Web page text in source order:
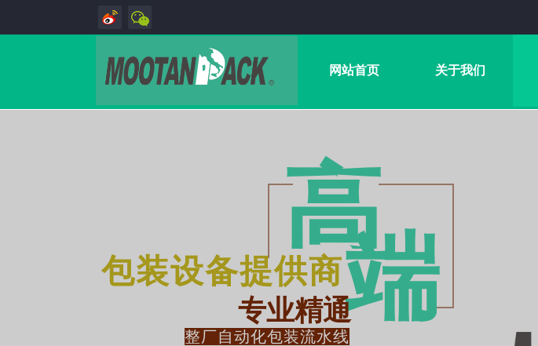
网站首页 关于我们
专业精通
高
包装设备提供商端
整厂自动化包装流水线